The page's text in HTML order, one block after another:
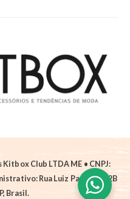
Club LTDA ME • CNPJ:
Rua Luiz Pantano, 62B
Brasil.